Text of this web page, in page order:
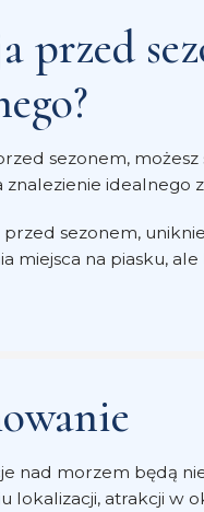
przed
sezonem,
znalezienie
sezonem,
miejsca na piasku,
nad morzem będą
lokalizacji, atrakcji w